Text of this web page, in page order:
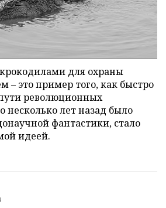
для охраны
– это пример того, как быстро
революционных
несколько лет назад было
фантастики, стало
идеей.